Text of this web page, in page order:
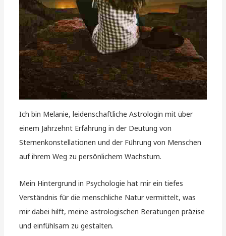
Ich bin Melanie, leidenschaftliche Astrologin mit über
einem Jahrzehnt Erfahrung in der Deutung von
Sternenkonstellationen und der Führung von Menschen
auf ihrem Weg zu persönlichem Wachstum.
Mein Hintergrund in Psychologie hat mir ein tiefes
Verständnis für die menschliche Natur vermittelt, was
mir dabei hilft, meine astrologischen Beratungen präzise
und einfühlsam zu gestalten.